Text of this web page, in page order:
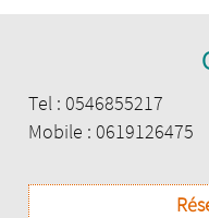
Tel : 0546855217
Mobile : 0619126475